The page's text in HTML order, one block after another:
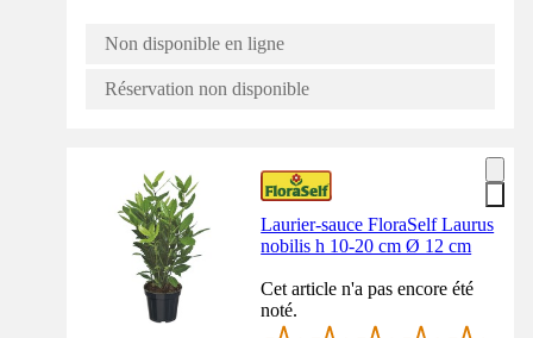
Non disponible en ligne
Réservation non disponible
Laurier-sauce FloraSelf Laurus
nobilis h 10-20 cm Ø 12 cm
Cet article n'a pas encore été
noté.